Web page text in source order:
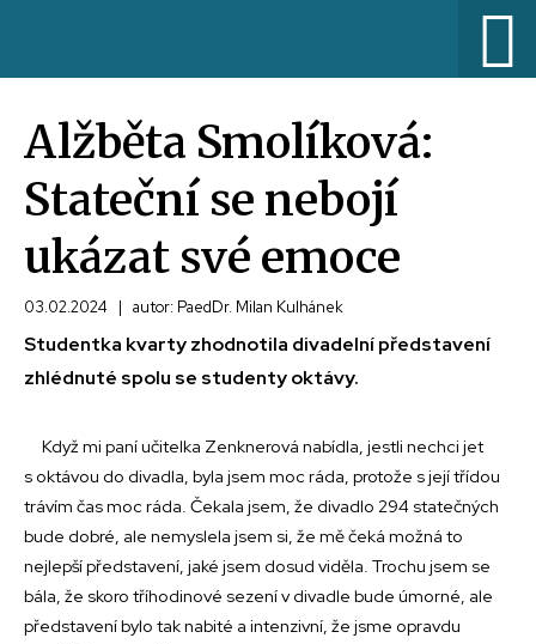
Alžběta Smolíková:
Stateční se nebojí
ukázat své emoce
03.02.2024 | autor: PaedDr. Milan Kulhánek
Studentka kvarty zhodnotila divadelní představení
zhlédnuté spolu se studenty oktávy.
Když mi paní učitelka Zenknerová nabídla, jestli nechci jet
s oktávou do divadla, byla jsem moc ráda, protože s její třídou
trávím čas moc ráda. Čekala jsem, že divadlo 294 statečných
bude dobré, ale nemyslela jsem si, že mě čeká možná to
nejlepší představení, jaké jsem dosud viděla. Trochu jsem se
bála, že skoro tříhodinové sezení v divadle bude úmorné, ale
představení bylo tak nabité a intenzivní, že jsme opravdu